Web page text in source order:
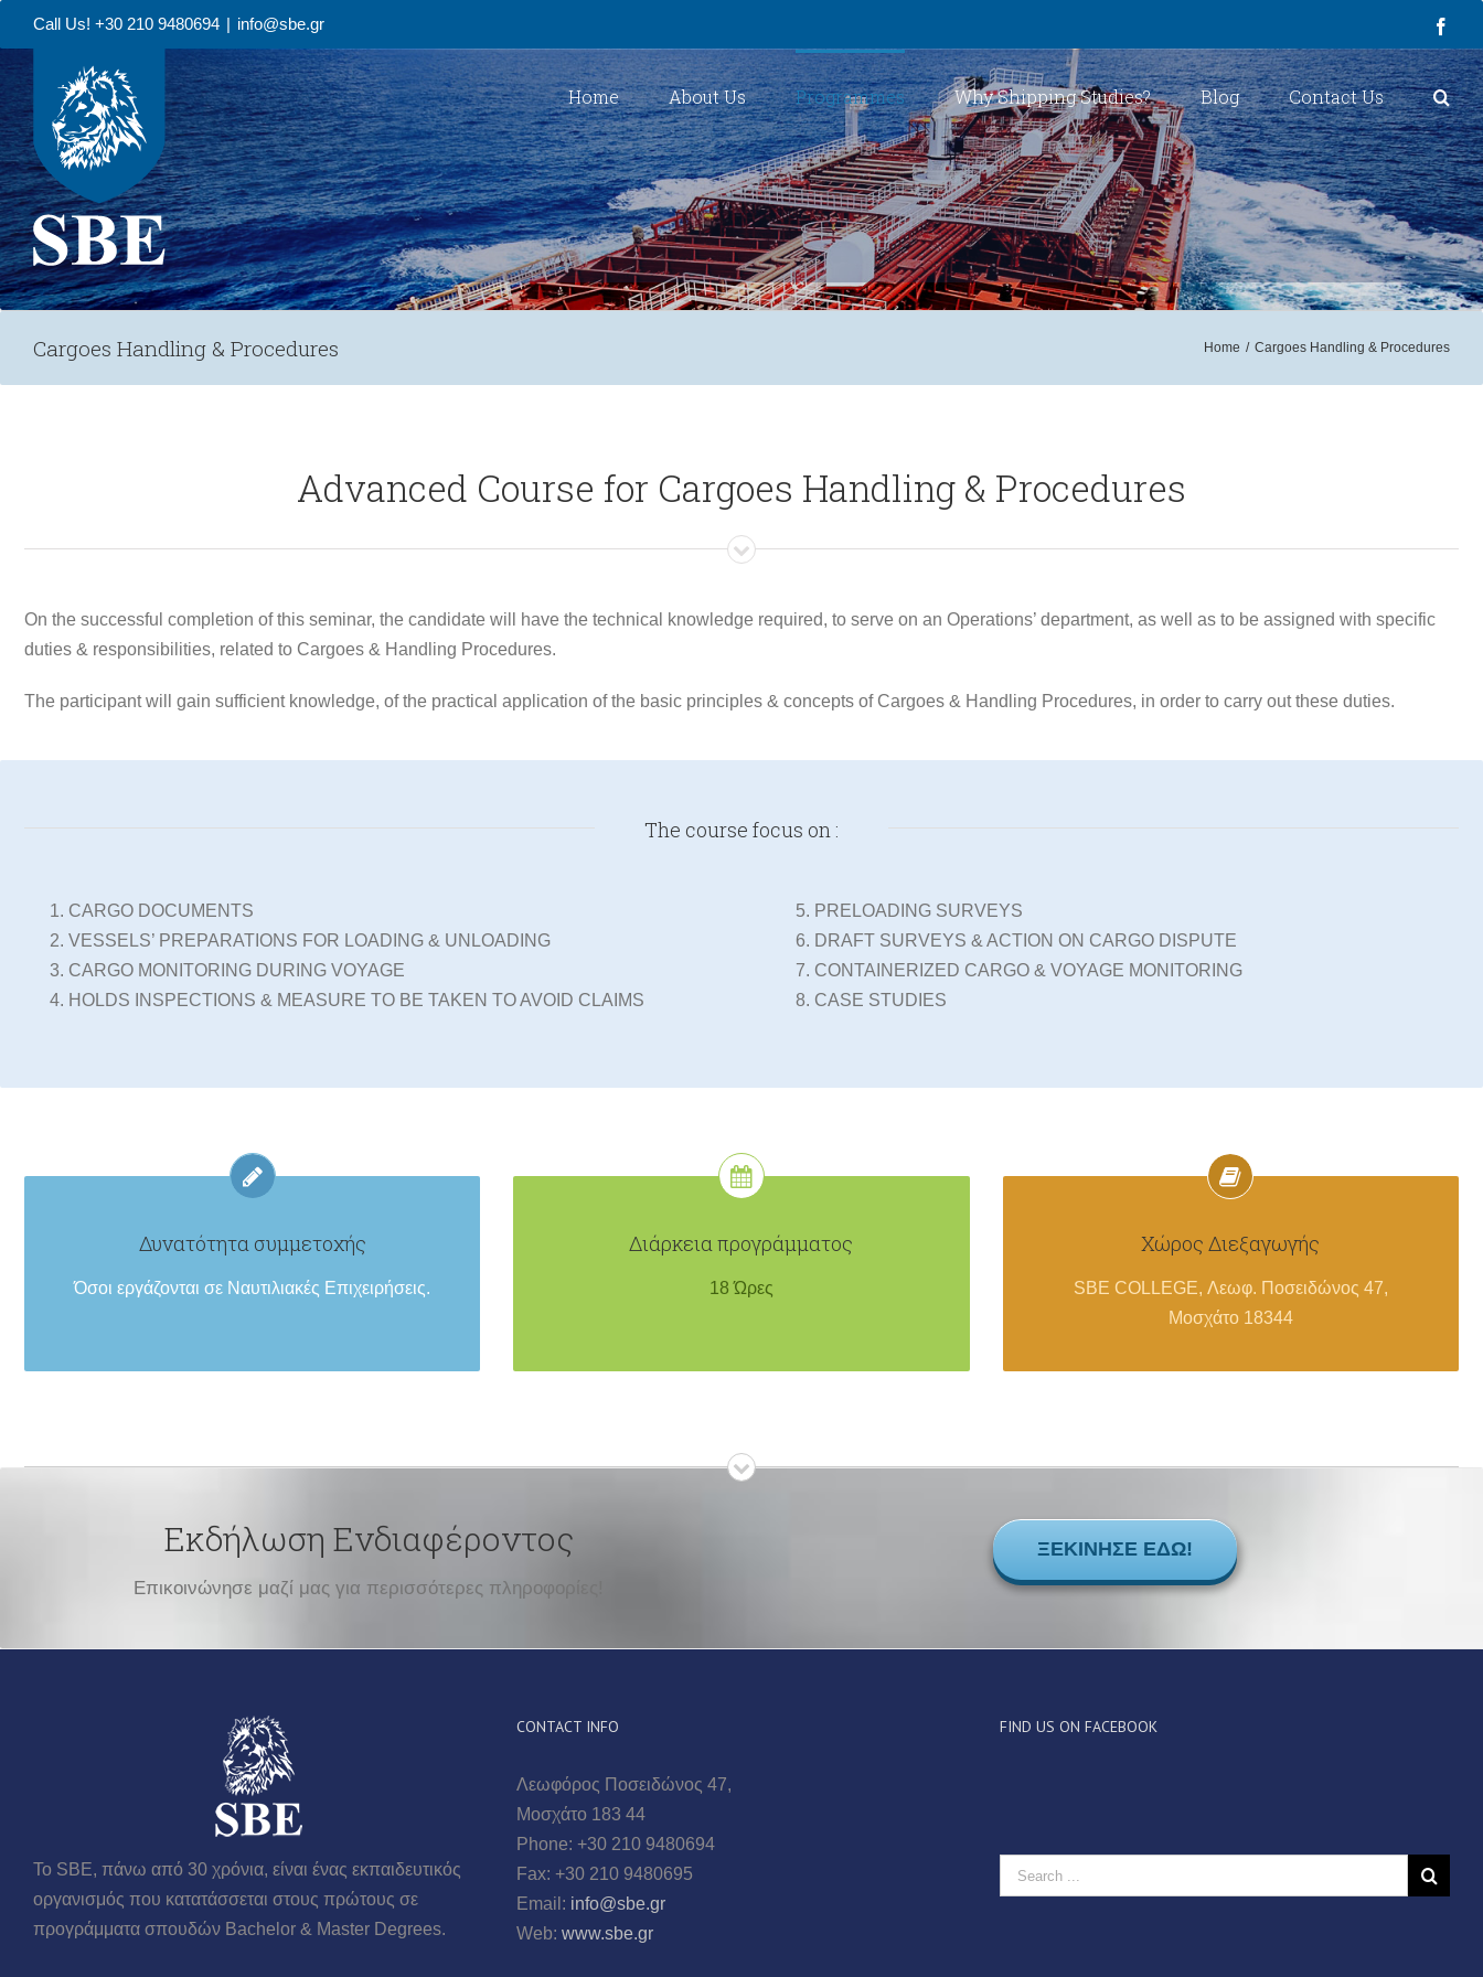
Call Us! +30 210 9480694 | info@sbe.gr
Home About Us Programmes Why Shipping Studies? Blog Contact Us
Cargoes Handling & Procedures Home / Cargoes Handling & Procedures
Advanced Course for Cargoes Handling & Procedures
On the successful completion of this seminar, the candidate will have the technical knowledge required, to serve on an Operations’ department, as well as to be assigned with specific
duties & responsibilities, related to Cargoes & Handling Procedures.
The participant will gain sufficient knowledge, of the practical application of the basic principles & concepts of Cargoes & Handling Procedures, in order to carry out these duties.
The course focus on :
CARGO DOCUMENTS
VESSELS’ PREPARATIONS FOR LOADING & UNLOADING
CARGO MONITORING DURING VOYAGE
HOLDS INSPECTIONS & MEASURE TO BE TAKEN TO AVOID CLAIMS
PRELOADING SURVEYS
DRAFT SURVEYS & ACTION ON CARGO DISPUTE
CONTAINERIZED CARGO & VOYAGE MONITORING
CASE STUDIES
Δυνατότητα συμμετοχής
Όσοι εργάζονται σε Ναυτιλιακές Επιχειρήσεις.
Διάρκεια προγράμματος
18 Ώρες
Χώρος Διεξαγωγής
SBE COLLEGE, Λεωφ. Ποσειδώνος 47,
Μοσχάτο 18344
Εκδήλωση Ενδιαφέροντος
Επικοινώνησε μαζί μας για περισσότερες πληροφορίες!
ΞΕΚΊΝΗΣΕ ΕΔΏ!
Το SBE, πάνω από 30 χρόνια, είναι ένας εκπαιδευτικός
οργανισμός που κατατάσσεται στους πρώτους σε
προγράμματα σπουδών Βachelor & Master Degrees.
CONTACT INFO
Λεωφόρος Ποσειδώνος 47,
Μοσχάτο 183 44
Phone: +30 210 9480694
Fax: +30 210 9480695
Email: info@sbe.gr
Web: www.sbe.gr
FIND US ON FACEBOOK